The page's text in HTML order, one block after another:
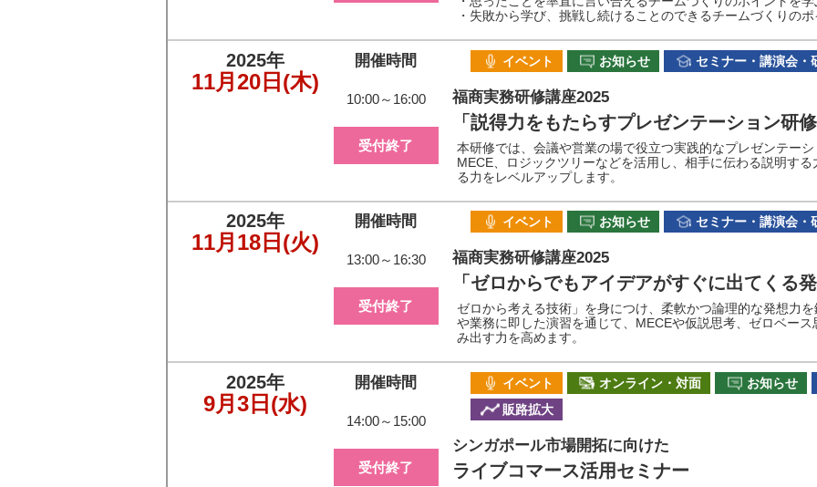
・失敗から学び、挑戦し続けることのできるチームづくりの
2025年
11月20日 (木)
開催時間
10:00～16:00
受付終了
イベント お知らせ セミナー・講演会・
福商実務研修講座2025
「説得力をもたらすプレゼンテーション研
本研修では、会議や営業の場で役立つ実践的なプレゼンテー
MECE、ロジックツリーなどを活用し、相手に伝わる説明す
る力をレベルアップします。
2025年
11月18日 (火)
開催時間
13:00～16:30
受付終了
イベント お知らせ セミナー・講演会・
福商実務研修講座2025
「ゼロからでもアイデアがすぐに出てくる
ゼロから考える技術」を身につけ、柔軟かつ論理的な発想力
や業務に即した演習を通じて、MECEや仮説思考、ゼロベー
み出す力を高めます。
2025年
9月3日 (水)
開催時間
14:00～15:00
受付終了
イベント オンライン・対面
お知らせ
販路拡大
シンガポール市場開拓に向けた
ライブコマース活用セミナー